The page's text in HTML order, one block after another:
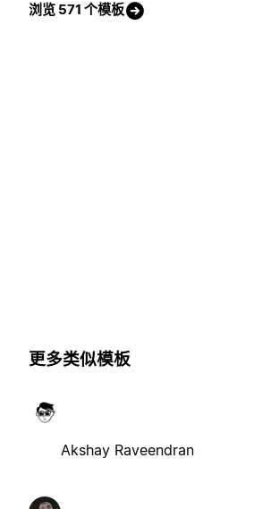
浏览 571 个模板
更多类似模板
Akshay Raveendran